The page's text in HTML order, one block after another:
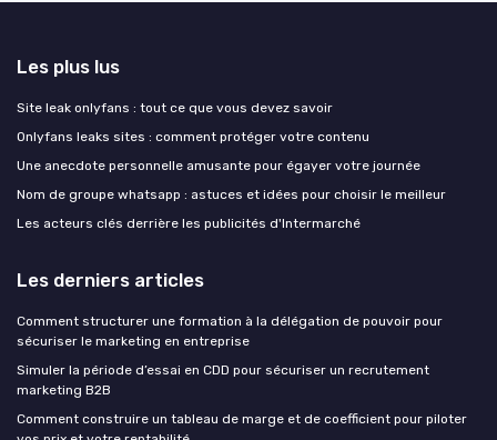
Les plus lus
Site leak onlyfans : tout ce que vous devez savoir
Onlyfans leaks sites : comment protéger votre contenu
Une anecdote personnelle amusante pour égayer votre journée
Nom de groupe whatsapp : astuces et idées pour choisir le meilleur
Les acteurs clés derrière les publicités d'Intermarché
Les derniers articles
Comment structurer une formation à la délégation de pouvoir pour
sécuriser le marketing en entreprise
Simuler la période d’essai en CDD pour sécuriser un recrutement
marketing B2B
Comment construire un tableau de marge et de coefficient pour piloter